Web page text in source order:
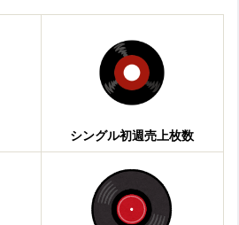
シングル初週売上枚数